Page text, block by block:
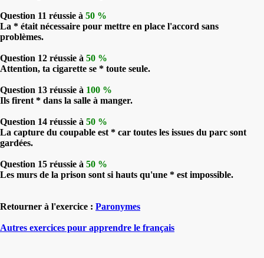
Question 11 réussie à 50 %
La * était nécessaire pour mettre en place l'accord sans
problèmes.
Question 12 réussie à 50 %
Attention, ta cigarette se * toute seule.
Question 13 réussie à 100 %
Ils firent * dans la salle à manger.
Question 14 réussie à 50 %
La capture du coupable est * car toutes les issues du parc sont
gardées.
Question 15 réussie à 50 %
Les murs de la prison sont si hauts qu'une * est impossible.
Retourner à l'exercice : Paronymes
Autres exercices pour apprendre le français